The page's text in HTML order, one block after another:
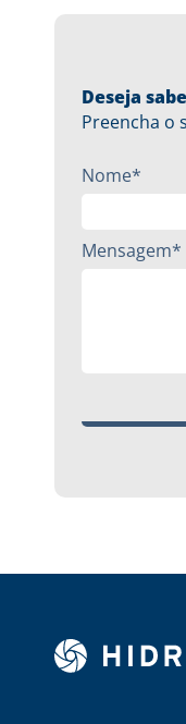
Deseja
Preencha o
Nome*
Mensagem*